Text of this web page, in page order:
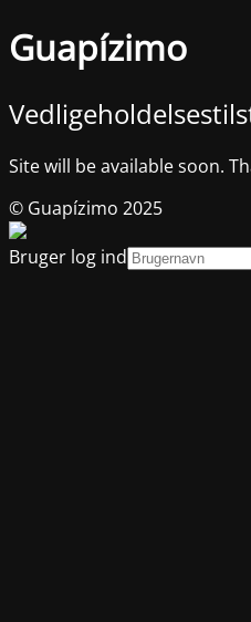
Guapízimo
Site will be available soon.
© Guapízimo 2025
Bruger log ind